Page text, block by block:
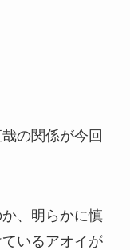
の関係が今回
、明らかに慎
いるアオイが